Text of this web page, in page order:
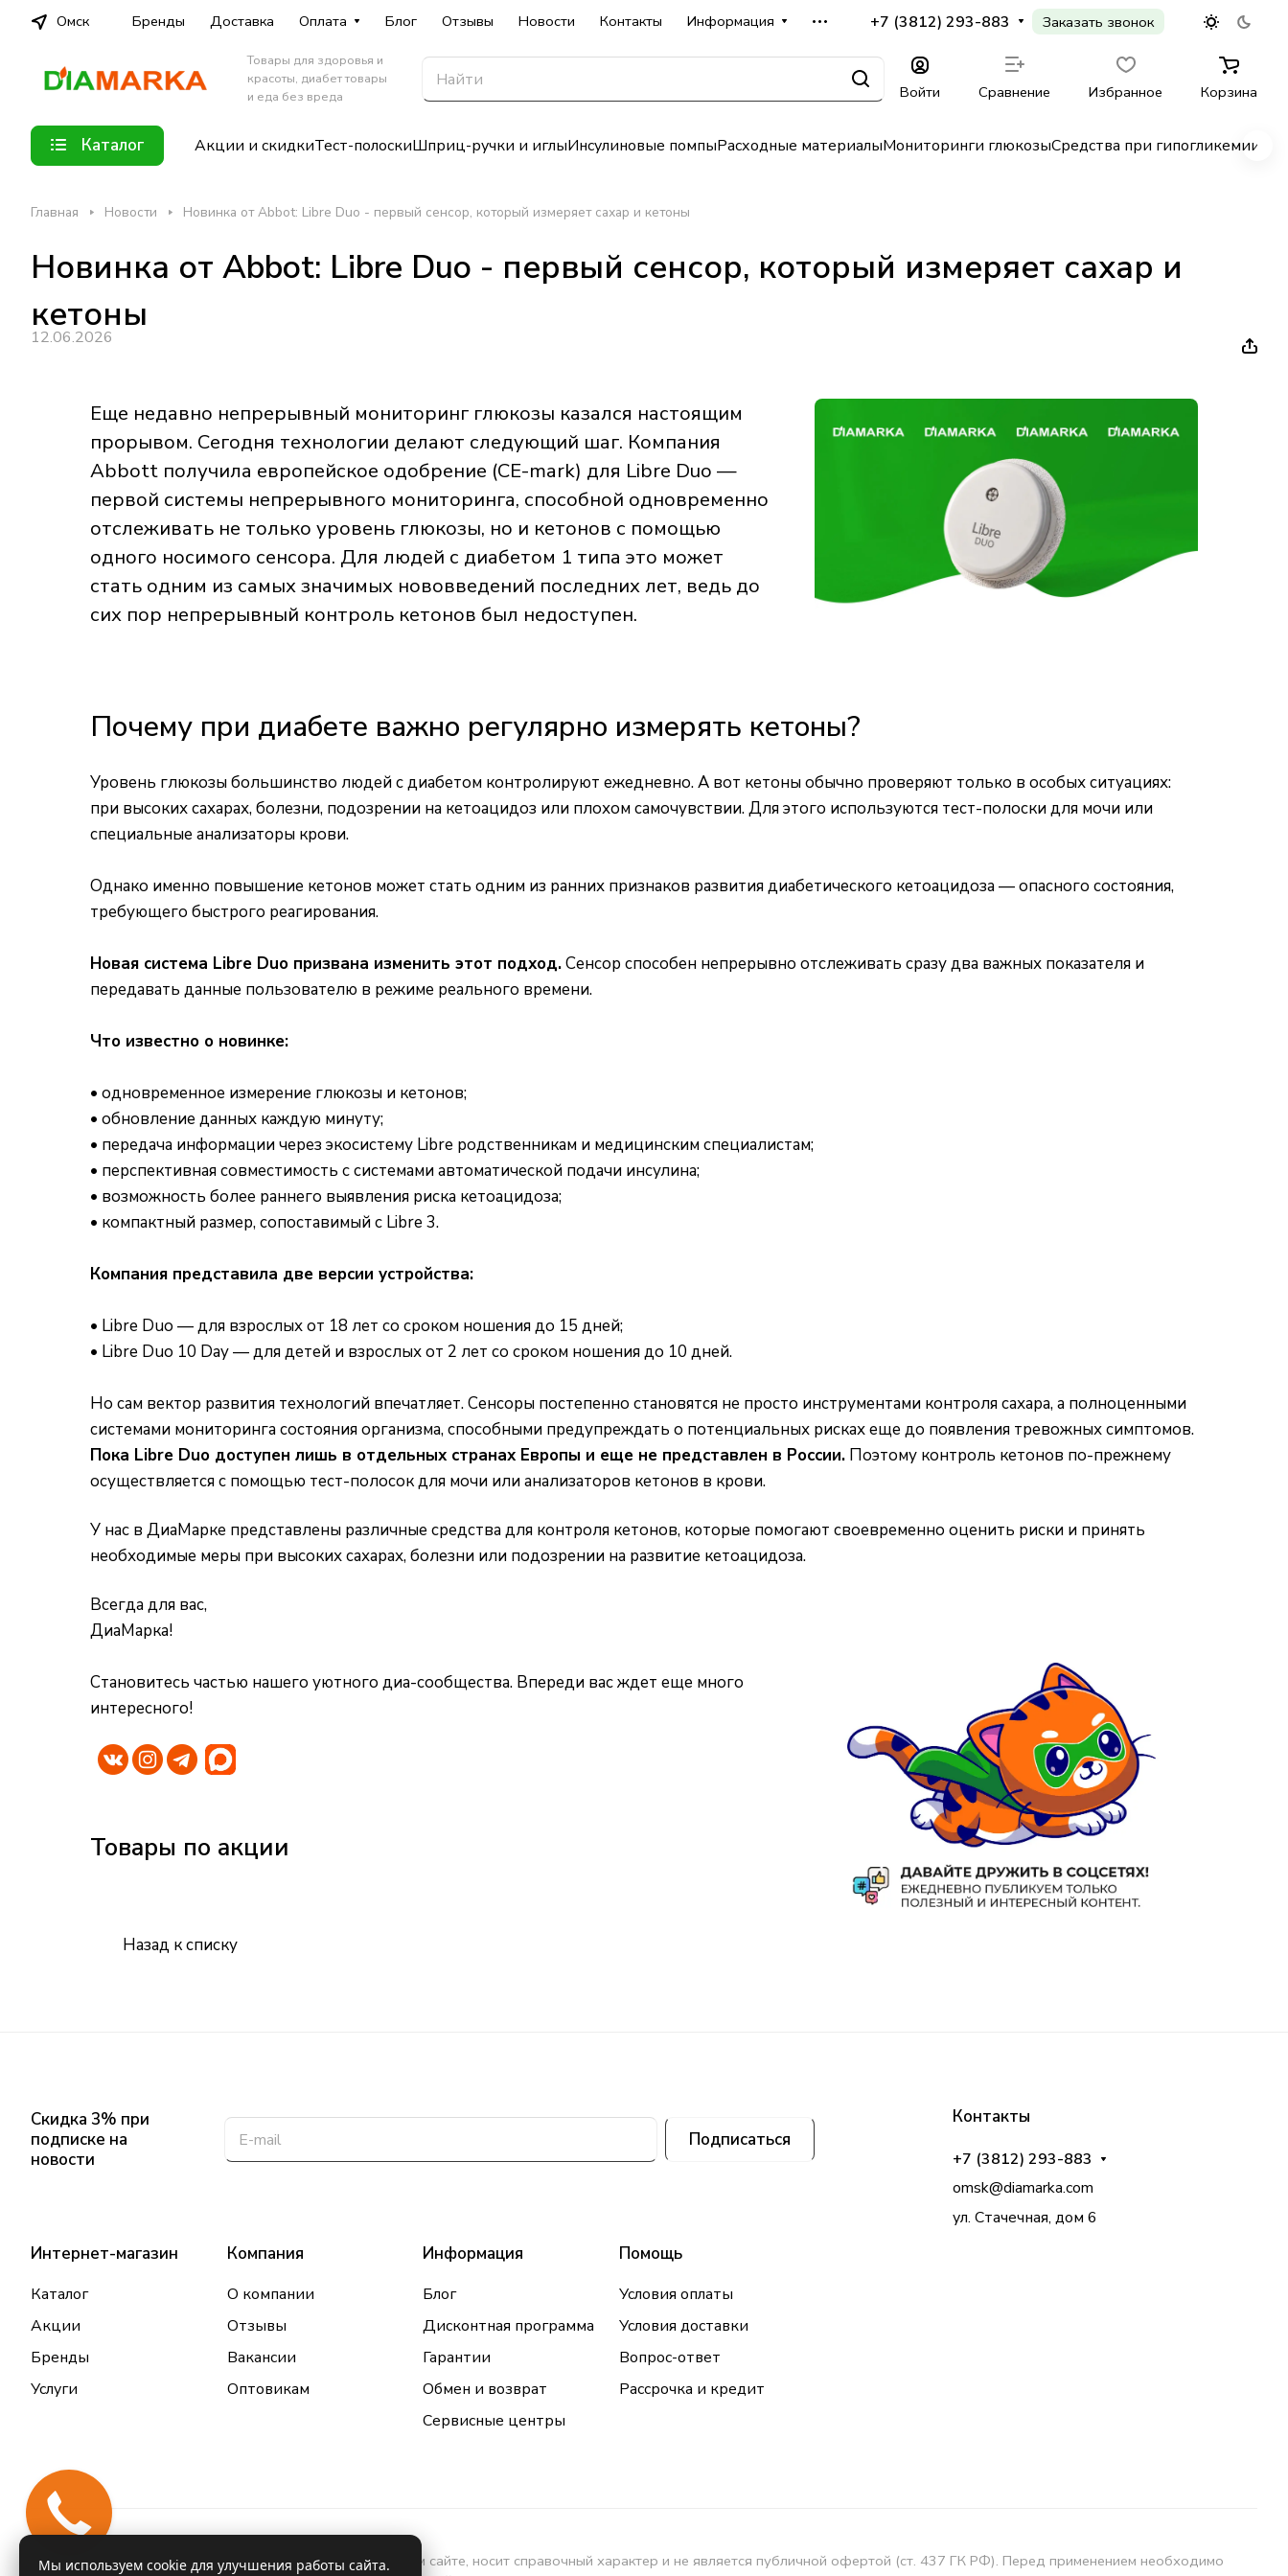
Омск Бренды Доставка Оплата Блог Отзывы Новости Контакты Информация +7 (3812) 293-883 Заказать звонок
Товары для здоровья и
красоты, диабет товары
и еда без вреда
Войти Сравнение Избранное Корзина
Каталог Акции и скидкиТест-полоскиШприц-ручки и иглыИнсулиновые помпыРасходные материалыМониторинги глюкозыСредства при гипогликемии
Главная Новости Новинка от Abbot: Libre Duo - первый сенсор, который измеряет сахар и кетоны
Новинка от Abbot: Libre Duo - первый сенсор, который измеряет сахар и
кетоны
12.06.2026
Еще недавно непрерывный мониторинг глюкозы казался настоящим
прорывом. Сегодня технологии делают следующий шаг. Компания
Abbott получила европейское одобрение (CE-mark) для Libre Duo —
первой системы непрерывного мониторинга, способной одновременно
отслеживать не только уровень глюкозы, но и кетонов с помощью
одного носимого сенсора. Для людей с диабетом 1 типа это может
стать одним из самых значимых нововведений последних лет, ведь до
сих пор непрерывный контроль кетонов был недоступен.
Почему при диабете важно регулярно измерять кетоны?
Уровень глюкозы большинство людей с диабетом контролируют ежедневно. А вот кетоны обычно проверяют только в особых ситуациях:
при высоких сахарах, болезни, подозрении на кетоацидоз или плохом самочувствии. Для этого используются тест-полоски для мочи или
специальные анализаторы крови.
Однако именно повышение кетонов может стать одним из ранних признаков развития диабетического кетоацидоза — опасного состояния,
требующего быстрого реагирования.
Новая система Libre Duo призвана изменить этот подход.Сенсор способен непрерывно отслеживать сразу два важных показателя и
передавать данные пользователю в режиме реального времени.
Что известно о новинке:
• одновременное измерение глюкозы и кетонов;
• обновление данных каждую минуту;
• передача информации через экосистему Libre родственникам и медицинским специалистам;
• перспективная совместимость с системами автоматической подачи инсулина;
• возможность более раннего выявления риска кетоацидоза;
• компактный размер, сопоставимый с Libre 3.
Компания представила две версии устройства:
• Libre Duo — для взрослых от 18 лет со сроком ношения до 15 дней;
• Libre Duo 10 Day — для детей и взрослых от 2 лет со сроком ношения до 10 дней.
Но сам вектор развития технологий впечатляет. Сенсоры постепенно становятся не просто инструментами контроля сахара, а полноценными
системами мониторинга состояния организма, способными предупреждать о потенциальных рисках еще до появления тревожных симптомов.
Пока Libre Duo доступен лишь в отдельных странах Европы и еще не представлен в России. Поэтому контроль кетонов по-прежнему
осуществляется с помощью тест-полосок для мочи илианализаторов кетонов в крови.
У нас в ДиаМарке представлены различные средства для контроля кетонов, которые помогают своевременно оценить риски и принять
необходимые меры при высоких сахарах, болезни или подозрении на развитие кетоацидоза.
Всегда для вас,
ДиаМарка!
Становитесь частью нашего уютного диа-сообщества. Впереди вас ждет еще много
интересного!
Товары по акции
Назад к списку
Скидка 3% при
подписке на
новости
Подписаться
Интернет-магазин
Каталог
Акции
Бренды
Услуги
Компания
О компании
Отзывы
Вакансии
Оптовикам
Информация
Блог
Дисконтная программа
Гарантии
Обмен и возврат
Сервисные центры
Помощь
Условия оплаты
Условия доставки
Вопрос-ответ
Рассрочка и кредит
Контакты
+7 (3812) 293-883
omsk@diamarka.com
ул. Стачечная, дом 6
Информация о товарах и услугах, размещенная на данном сайте, носит справочный характер и не является публичной офертой (ст. 437 ГК РФ). Перед применением необходимо
Мы используем cookie для улучшения работы сайта.
Закажи
звонок